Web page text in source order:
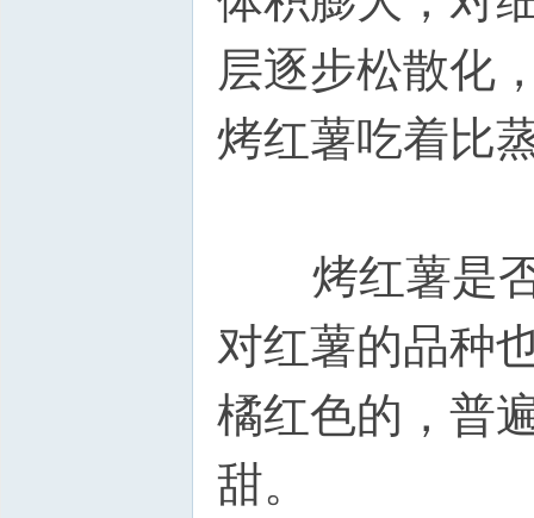
层逐步松散化
烤红薯吃着比
烤红薯是否
对红薯的品种
橘红色的，普
甜。